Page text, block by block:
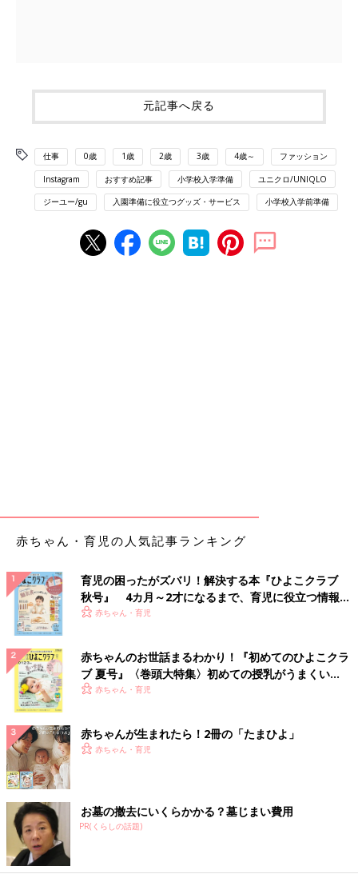
元記事へ戻る
仕事 0歳 1歳 2歳 3歳 4歳～ ファッション
Instagram おすすめ記事 小学校入学準備 ユニクロ/UNIQLO
ジーユー/gu 入園準備に役立つグッズ・サービス 小学校入学前準備
赤ちゃん・育児の人気記事ランキング
育児の困ったがズバリ！解決する本『ひよこクラブ
秋号』 4カ月～2才になるまで、育児に役立つ情報が
いっぱい！
赤ちゃん・育児
赤ちゃんのお世話まるわかり！『初めてのひよこクラ
ブ 夏号』〈巻頭大特集〉初めての授乳がうまくい
く！ おっぱい・ミルクの基本と夏のトラブル 解決テ
赤ちゃん・育児
赤ちゃんが生まれたら！2冊の「たまひよ」
赤ちゃん・育児
お墓の撤去にいくらかかる？墓じまい費用
PR(くらしの話題)